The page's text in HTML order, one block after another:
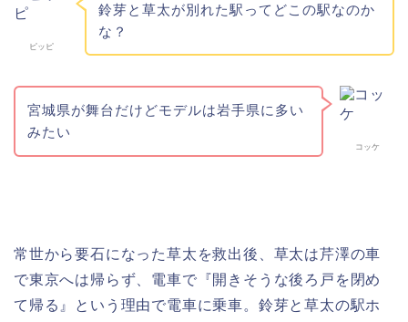
ピッピ
鈴芽と草太が別れた駅ってどこの駅なのか
な？
コッケ
宮城県が舞台だけどモデルは岩手県に多い
みたい
常世から要石になった草太を救出後、草太は芹澤の車
で東京へは帰らず、電車で『開きそうな後ろ戸を閉め
て帰る』という理由で電車に乗車。鈴芽と草太の駅ホ